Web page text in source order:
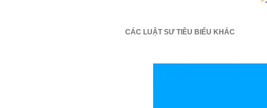
CÁC LUẬT SƯ TIÊU BIỂU KHÁC